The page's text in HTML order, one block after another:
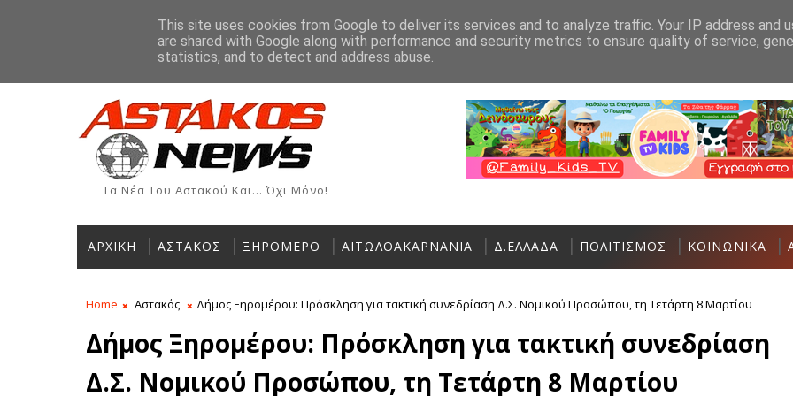
Ιστορία Χρήσιμα Τηλέφωνα Αγγελίες Ανακοίνωση Επικοινωνία
ΡΟΗ ΕΙΔΗΣΕΩΝ Σε εξέλιξη η 36η Διεθνής Ιστιοπλοϊκή Εβδομάδα
Τα Νέα Του Αστακού Και... Όχι Μόνο!
ΑΡΧΙΚΗ ΑΣΤΑΚΟΣ ΞΗΡΟΜΕΡΟ ΑΙΤΩΛΟΑΚΑΡΝΑΝΙΑ Δ.ΕΛΛΑΔΑ ΠΟΛΙΤΙΣΜΟΣ ΚΟΙΝΩΝΙΚΑ
Home Αστακός Δήμος Ξηρομέρου: Πρόσκληση για τακτική συνεδρίαση Δ.Σ. Νομικού Προσώπου, τη Τετάρτη 8 Μαρτίου
Δήμος Ξηρομέρου: Πρόσκληση για τακτική συνεδρίαση
Δ.Σ. Νομικού Προσώπου, τη Τετάρτη 8 Μαρτίου
This site uses cookies from Google to deliver its services and to analyze traffic. Your IP address and
are shared with Google along with performance and security metrics to ensure quality of service,
statistics, and to detect and address abuse.